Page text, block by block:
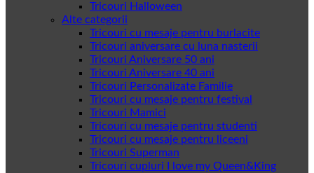
Tricouri Halloween
Alte categorii
Tricouri cu mesaje pentru burlacite
Tricouri aniversare cu luna nasterii
Tricouri Aniversare 50 ani
Tricouri Aniversare 40 ani
Tricouri Personalizate Familie
Tricouri cu mesaje pentru festival
Tricouri Mamici
Tricouri cu mesaje pentru studenti
Tricouri cu mesaje pentru liceeni
Tricouri Superman
Tricouri cupluri I love my Queen&King